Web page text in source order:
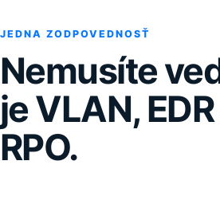
JEDNA ZODPOVEDNOSŤ
Nemusíte
je VLAN,
RPO.